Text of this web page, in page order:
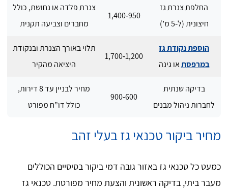
החלפת צנרת גז
חיצונית (ל‑5 מ’)
950‑1,400
צנרת פלדה או נחושת, כולל
מחברים וצביעה תקנית
הוספת נקודת גז
במרפסתאו גינה
1,200‑1,700
תלוי באורך הצנרת ובנקודת
היציאה מהקיר
בדיקה שנתית
לחברות ניהול מבנים
600‑900
מחיר לבניין עד 8 דירות,
כולל דו”ח מפורט
מחיר ביקור טכנאי גז בעלי זהב
כמעט כל טכנאי גז באזור גובה דמי ביקור בסיסיים הכוללים
מעבר ביתי, בדיקה ראשונית והצעת מחיר מפורטת. טכנאי גז